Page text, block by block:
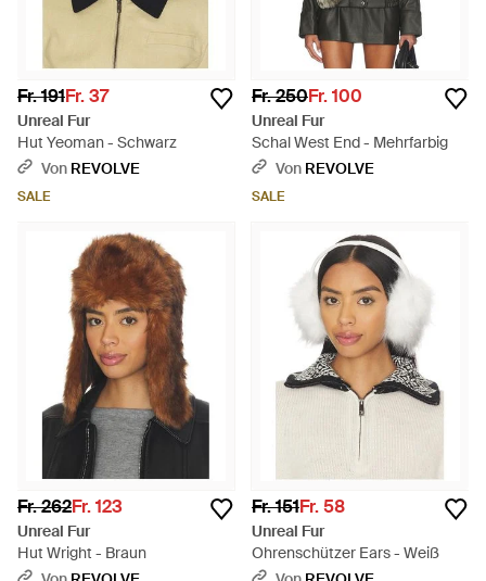
Fr. 191Fr. 37
Unreal Fur
Hut Yeoman - Schwarz
Von REVOLVE
SALE
Fr. 250Fr. 100
Unreal Fur
Schal West End - Mehrfarbig
Von REVOLVE
SALE
Fr. 262Fr. 123
Unreal Fur
Hut Wright - Braun
Fr. 151Fr. 58
Unreal Fur
Ohrenschützer Ears - Weiß